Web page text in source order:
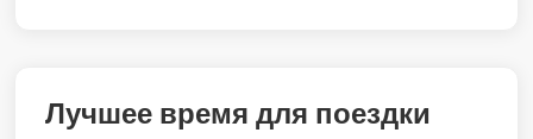
Лучшее время для поездки